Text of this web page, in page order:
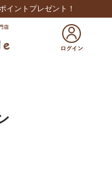
イントプレゼント！